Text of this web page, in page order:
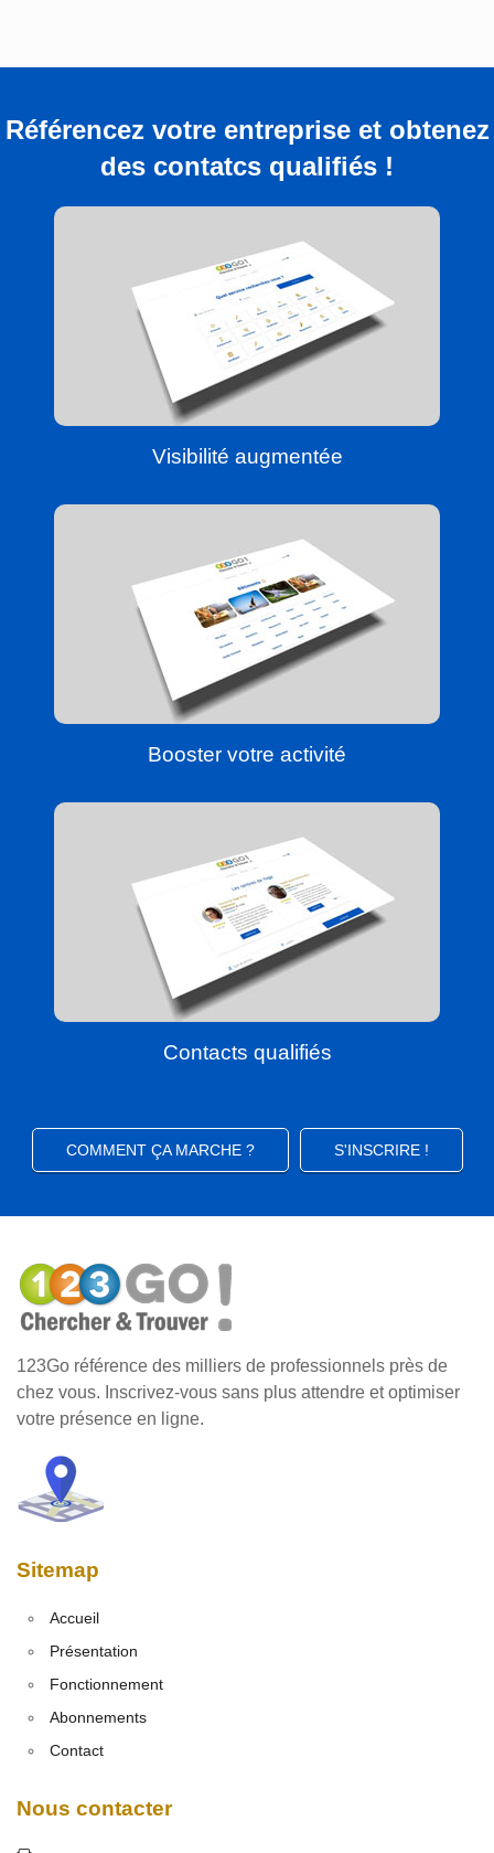
Référencez votre entreprise et obtenez
des contatcs qualifiés !
Visibilité augmentée
Booster votre activité
Contacts qualifiés
COMMENT ÇA MARCHE ? S'INSCRIRE !
123Go référence des milliers de professionnels près de
chez vous. Inscrivez-vous sans plus attendre et optimiser
votre présence en ligne.
Sitemap
Accueil
Présentation
Fonctionnement
Abonnements
Contact
Nous contacter